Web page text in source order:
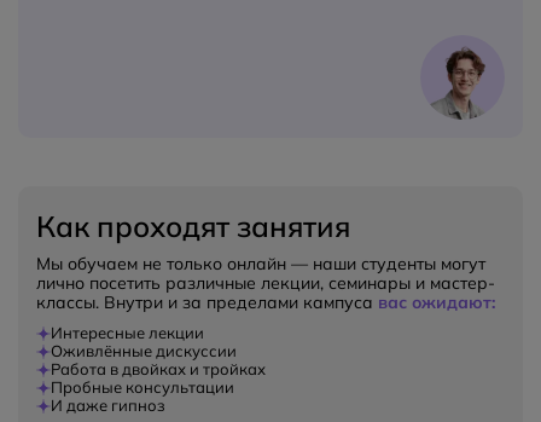
Как проходят занятия
Мы обучаем не только онлайн — наши студенты могут
лично посетить различные лекции, семинары и мастер-
классы. Внутри и за пределами кампуса вас ожидают:
Интересные лекции
Оживлённые дискуссии
Работа в двойках и тройках
Пробные консультации
И даже гипноз